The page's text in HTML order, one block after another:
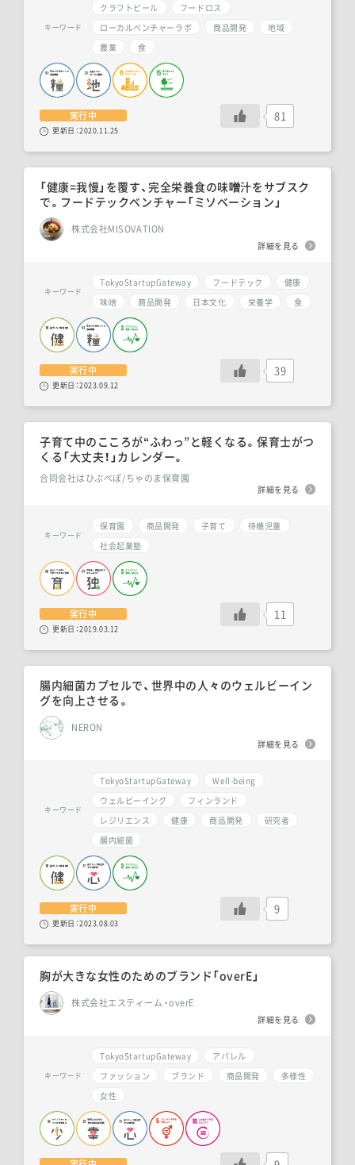
胸が大きな女性のためのブランド「overE」
株式会社エスティーム・overE
詳細を見る
キーワード
TokyoStartupGateway
アパレル
ファッション
ブランド 商品開発
多様性
女性
「健康=我慢」を覆す、完全栄養食の味噌汁をサブスク
で。フードテックベンチャー「ミソベーション」
株式会社MISOVATION
詳細を見る
キーワード
TokyoStartupGateway フードテック
健康
味噌
商品開発 日本文化 栄養学 食
実行中
更新日：2023.09.12
39
腸内細菌カプセルで、世界中の人々のウェルビーイン
グを向上させる。
NERON
詳細を見る
キーワード
TokyoStartupGateway
Well-being
ウェルビーイング
フィンランド
レジリエンス
健康 商品開発
研究者
腸内細菌
実行中
更新日：2023.08.03
9
キーワード
クラフトビール
フードロス
ローカルベンチャーラボ
商品開発
地域
農業
食
実行中
更新日：2020.11.25
81
子育て中のこころが“ふわっ”と軽くなる。保育士がつ
くる「大丈夫！」カレンダー。
合同会社はひぷぺぽ/ちゃのま保育園
詳細を見る
キーワード
保育園 商品開発 子育て
待機児童
社会起業塾
実行中
更新日：2019.03.12
11